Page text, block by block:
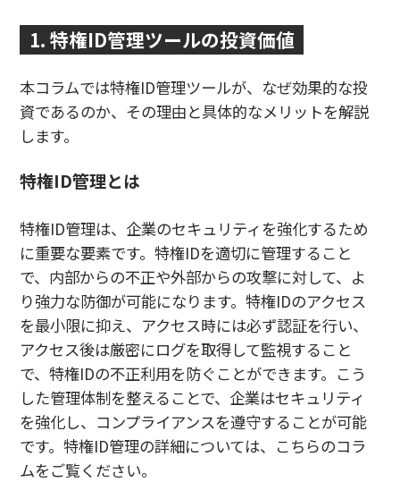
1. 特権ID管理ツールの投資価値
本コラムでは特権ID管理ツールが、なぜ効果的な投
資であるのか、その理由と具体的なメリットを解説
します。
特権ID管理とは
特権ID管理は、企業のセキュリティを強化するため
に重要な要素です。特権IDを適切に管理すること
で、内部からの不正や外部からの攻撃に対して、よ
り強力な防御が可能になります。特権IDのアクセス
を最小限に抑え、アクセス時には必ず認証を行い、
アクセス後は厳密にログを取得して監視すること
で、特権IDの不正利用を防ぐことができます。こう
した管理体制を整えることで、企業はセキュリティ
を強化し、コンプライアンスを遵守することが可能
です。特権ID管理の詳細については、こちらのコラ
ムをご覧ください。